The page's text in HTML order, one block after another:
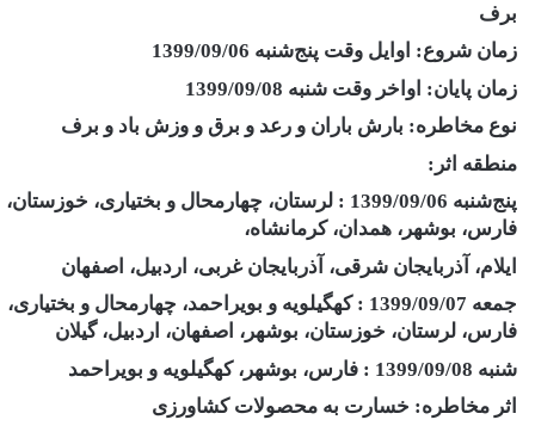
برف
زمان شروع: اوایل وقت پنج‌شنبه 1399/09/06
زمان پایان: اواخر وقت شنبه 1399/09/08
نوع مخاطره: بارش باران و رعد و برق و وزش باد و برف
منطقه اثر:
پنج‌شنبه 1399/09/06 : لرستان، چهارمحال و بختیاری، خوزستان،
فارس، بوشهر، همدان، کرمانشاه،
ایلام، آذربایجان شرقی، آذربایجان غربی، اردبیل، اصفهان
جمعه 1399/09/07 : کهگیلویه و بویراحمد، چهارمحال و بختیاری،
فارس، لرستان، خوزستان، بوشهر، اصفهان، اردبیل، گیلان
شنبه 1399/09/08 : فارس، بوشهر، کهگیلویه و بویراحمد
اثر مخاطره: خسارت به محصولات کشاورزی